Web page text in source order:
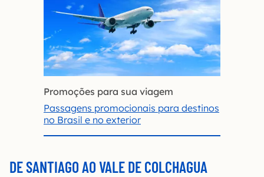
Promoções para sua viagem
Passagens promocionais para destinos
no Brasil e no exterior
DE SANTIAGO AO VALE DE COLCHAGUA